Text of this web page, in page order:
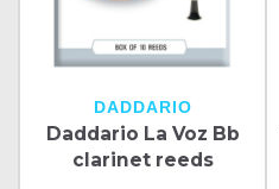
DADDARIO
Daddario La Voz Bb
clarinet reeds